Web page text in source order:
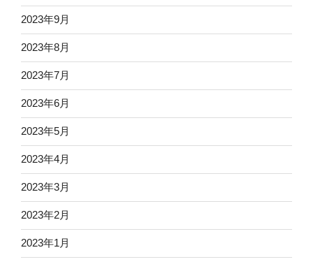
2023年9月
2023年8月
2023年7月
2023年6月
2023年5月
2023年4月
2023年3月
2023年2月
2023年1月